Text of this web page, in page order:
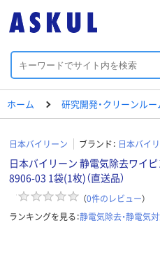
ホーム 研究開発・クリーンル
日本バイリーン ブランド： 日本バイ
日本バイリーン 静電気除去ワイ
8906-03 1袋(1枚)（直送品）
（0件のレビュー）
ランキングを見る：静電気除去・静電気